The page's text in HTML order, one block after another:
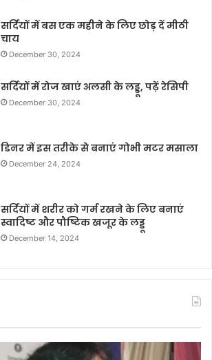
सर्दियों में बस एक महीने के लिए छोड़ दें मीठी
चाय
December 30, 2024
सर्दियों में रोज खाएं अलसी के लड्डू, पढ़ें रेसिपी
December 30, 2024
डिनर में इस तरीके से बनाएं गोभी मटर मसाला
December 24, 2024
सर्दियों में शरीर को गर्म रखने के लिए बनाएं
स्वादिष्ट और पौष्टिक खजूर के लड्डू
December 14, 2024